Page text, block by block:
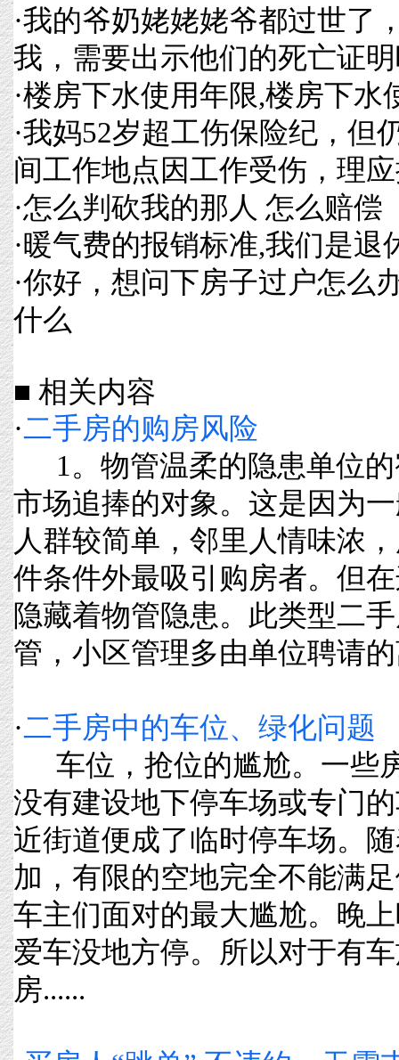
·我的爷奶姥姥姥爷都过世了
我，需要出示他们的死亡证
·楼房下水使用年限,楼房下水
·我妈52岁超工伤保险纪，但
间工作地点因工作受伤，理
·怎么判砍我的那人 怎么赔偿
·暖气费的报销标准,我们是退
·你好，想问下房子过户怎么
什么
■ 相关内容
·二手房的购房风险
1。物管温柔的隐患单位的
市场追捧的对象。这是因为
人群较简单，邻里人情味浓
件条件外最吸引购房者。但
隐藏着物管隐患。此类型二
管，小区管理多由单位聘请
·二手房中的车位、绿化问题
车位，抢位的尴尬。一些
没有建设地下停车场或专门
近街道便成了临时停车场。
加，有限的空地完全不能满
车主们面对的最大尴尬。晚
爱车没地方停。所以对于有
房......